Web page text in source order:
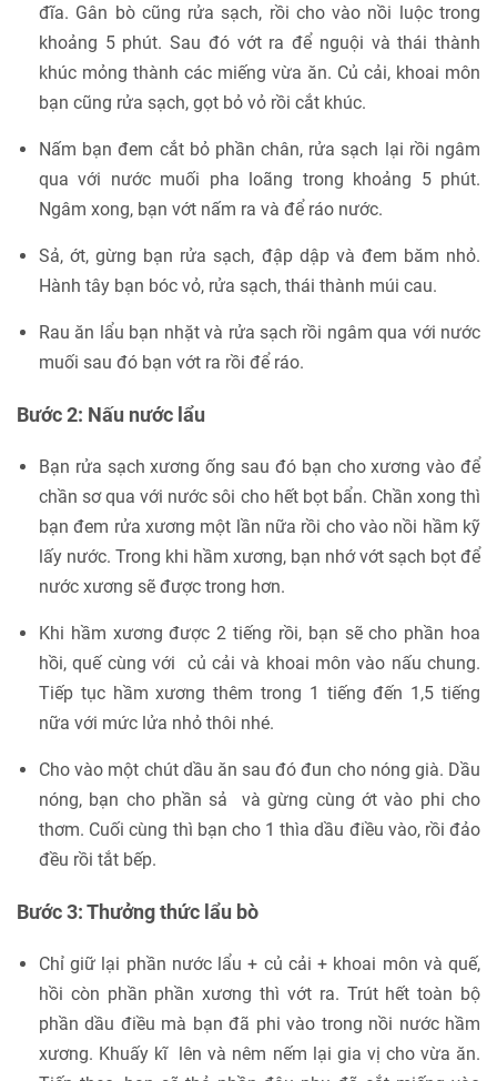
đĩa. Gân bò cũng rửa sạch, rồi cho vào nồi luộc trong
khoảng 5 phút. Sau đó vớt ra để nguội và thái thành
khúc mỏng thành các miếng vừa ăn. Củ cải, khoai môn
bạn cũng rửa sạch, gọt bỏ vỏ rồi cắt khúc.
Nấm bạn đem cắt bỏ phần chân, rửa sạch lại rồi ngâm
qua với nước muối pha loãng trong khoảng 5 phút.
Ngâm xong, bạn vớt nấm ra và để ráo nước.
Sả, ớt, gừng bạn rửa sạch, đập dập và đem băm nhỏ.
Hành tây bạn bóc vỏ, rửa sạch, thái thành múi cau.
Rau ăn lẩu bạn nhặt và rửa sạch rồi ngâm qua với nước
muối sau đó bạn vớt ra rồi để ráo.
Bước 2: Nấu nước lẩu
Bạn rửa sạch xương ống sau đó bạn cho xương vào để
chần sơ qua với nước sôi cho hết bọt bẩn. Chần xong thì
bạn đem rửa xương một lần nữa rồi cho vào nồi hầm kỹ
lấy nước. Trong khi hầm xương, bạn nhớ vớt sạch bọt để
nước xương sẽ được trong hơn.
Khi hầm xương được 2 tiếng rồi, bạn sẽ cho phần hoa
hồi, quế cùng với củ cải và khoai môn vào nấu chung.
Tiếp tục hầm xương thêm trong 1 tiếng đến 1,5 tiếng
nữa với mức lửa nhỏ thôi nhé.
Cho vào một chút dầu ăn sau đó đun cho nóng già. Dầu
nóng, bạn cho phần sả và gừng cùng ớt vào phi cho
thơm. Cuối cùng thì bạn cho 1 thìa dầu điều vào, rồi đảo
đều rồi tắt bếp.
Bước 3: Thưởng thức lẩu bò
Chỉ giữ lại phần nước lẩu + củ cải + khoai môn và quế,
hồi còn phần phần xương thì vớt ra. Trút hết toàn bộ
phần dầu điều mà bạn đã phi vào trong nồi nước hầm
xương. Khuấy kĩ lên và nêm nếm lại gia vị cho vừa ăn.